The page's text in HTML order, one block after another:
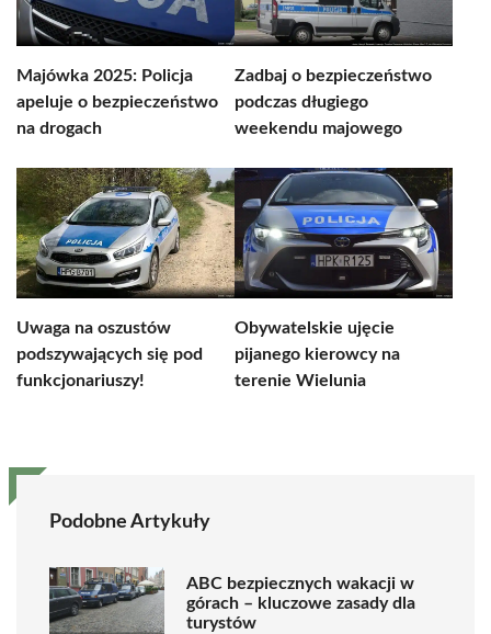
Majówka 2025: Policja
apeluje o bezpieczeństwo
na drogach
Zadbaj o bezpieczeństwo
podczas długiego
weekendu majowego
Uwaga na oszustów
podszywających się pod
funkcjonariuszy!
Obywatelskie ujęcie
pijanego kierowcy na
terenie Wielunia
Podobne Artykuły
ABC bezpiecznych wakacji w
górach – kluczowe zasady dla
turystów